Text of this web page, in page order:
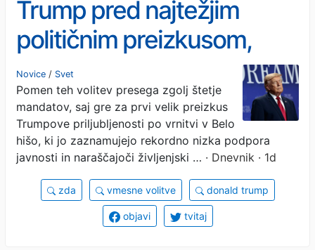
Trump pred najtežjim
političnim preizkusom,
številke so rekordno nizke
Novice / Svet
Pomen teh volitev presega zgolj štetje
mandatov, saj gre za prvi velik preizkus
Trumpove priljubljenosti po vrnitvi v Belo
hišo, ki jo zaznamujejo rekordno nizka podpora
javnosti in naraščajoči življenjski … · Dnevnik · 1d
zda vmesne volitve donald trump
objavi tvitaj